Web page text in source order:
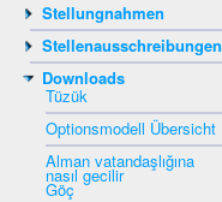
Stellungnahmen
Stellenausschreibungen
Downloads
Tüzük
Optionsmodell Übersicht
Alman vatandaşlığına
nasıl gecilir
Göç